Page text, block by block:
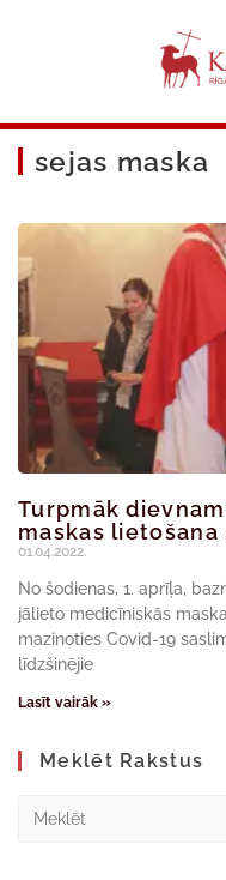
sejas maska
Turpmāk
maskas
01.04.2022.
No šodienas, 1. aprīļa,
jālieto medicīniskās
mazinoties Covid-19
līdzšinējie
Lasīt vairāk »
Meklēt Rakstus